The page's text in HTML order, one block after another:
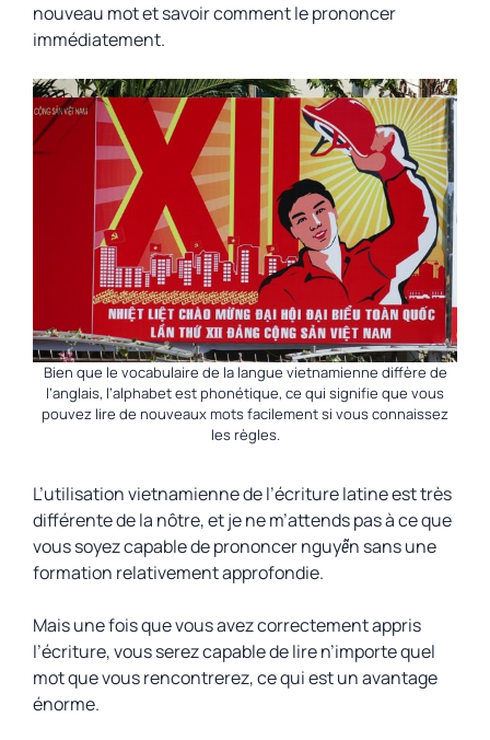
nouveau mot et savoir comment le prononcer
immédiatement.
Bien que le vocabulaire de la langue vietnamienne diffère de
l’anglais, l’alphabet est phonétique, ce qui signifie que vous
pouvez lire de nouveaux mots facilement si vous connaissez
les règles.
L’utilisation vietnamienne de l’écriture latine est très
différente de la nôtre, et je ne m’attends pas à ce que
vous soyez capable de prononcernguyễn sans une
formation relativement approfondie.
Mais une fois que vous avez correctement appris
l’écriture, vous serez capable de lire n’importe quel
mot que vous rencontrerez, ce qui est un avantage
énorme.